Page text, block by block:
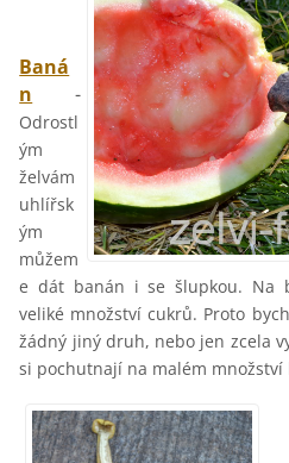
Baná
n -
Odrostl
ým
želvám
uhlířsk
ým
můžem
e dát banán i se šlupkou. Na
veliké množství cukrů. Proto
žádný jiný druh, nebo jen zcela
si pochutnají na malém